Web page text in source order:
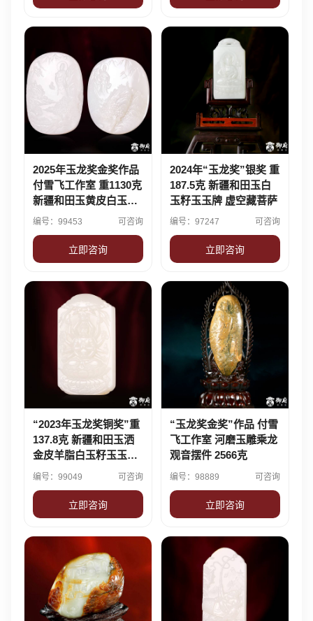
2025年玉龙奖金奖作品
付雪飞工作室 重1130克
新疆和田玉黄皮白玉籽
玉对牌 文殊普贤
编号：99453 可咨询
立即咨询
2024年“玉龙奖”银奖 重
187.5克 新疆和田玉白
玉籽玉玉牌 虚空藏菩萨
编号：97247 可咨询
立即咨询
“2023年玉龙奖铜奖”重
137.8克 新疆和田玉洒
金皮羊脂白玉籽玉玉牌
千手观音
编号：99049 可咨询
立即咨询
“玉龙奖金奖”作品 付雪
飞工作室 河磨玉雕乘龙
观音摆件 2566克
编号：98889 可咨询
立即咨询